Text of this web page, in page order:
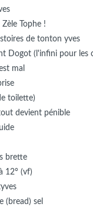
Tophe !
de tonton yves
Dogot (l'infini pour les
mal
toilette)
devient pénible
brette
12° (vf)
(bread) sel